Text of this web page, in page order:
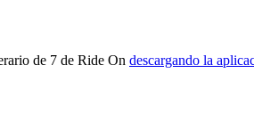
de 7 de Ride On descargando la